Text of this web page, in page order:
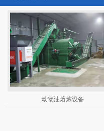
1
动物油熔炼设备